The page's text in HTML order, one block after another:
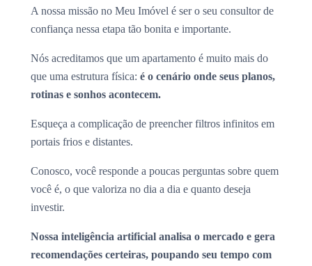
A nossa missão no Meu Imóvel é ser o seu consultor de
confiança nessa etapa tão bonita e importante.
Nós acreditamos que um apartamento é muito mais do
que uma estrutura física: é o cenário onde seus planos,
rotinas e sonhos acontecem.
Esqueça a complicação de preencher filtros infinitos em
portais frios e distantes.
Conosco, você responde a poucas perguntas sobre quem
você é, o que valoriza no dia a dia e quanto deseja
investir.
Nossa inteligência artificial analisa o mercado e gera
recomendações certeiras, poupando seu tempo com